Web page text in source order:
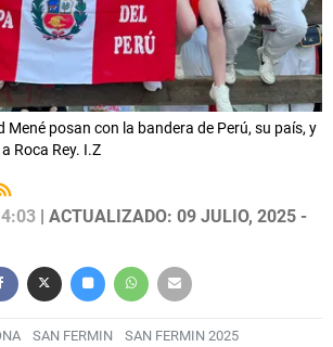
Mené posan con la bandera de Perú, su país, y
Roca Rey. I.Z
| ACTUALIZADO: 09 JULIO, 2025 -
SAN FERMIN SAN FERMIN 2025